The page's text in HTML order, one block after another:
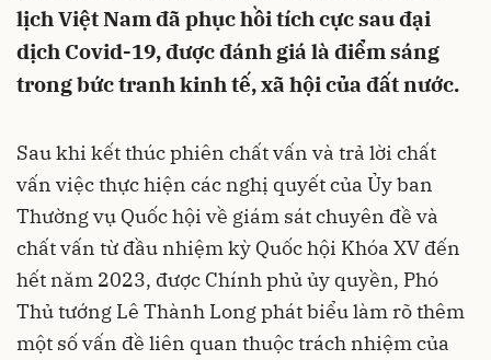
lịch Việt Nam đã phục hồi tích cực sau đại
dịch Covid-19, được đánh giá là điểm sáng
trong bức tranh kinh tế, xã hội của đất nước.
Sau khi kết thúc phiên chất vấn và trả lời chất
vấn việc thực hiện các nghị quyết của Ủy ban
Thường vụ Quốc hội về giám sát chuyên đề và
chất vấn từ đầu nhiệm kỳ Quốc hội Khóa XV đến
hết năm 2023, được Chính phủ ủy quyền, Phó
Thủ tướng Lê Thành Long phát biểu làm rõ thêm
một số vấn đề liên quan thuộc trách nhiệm của
Hủy